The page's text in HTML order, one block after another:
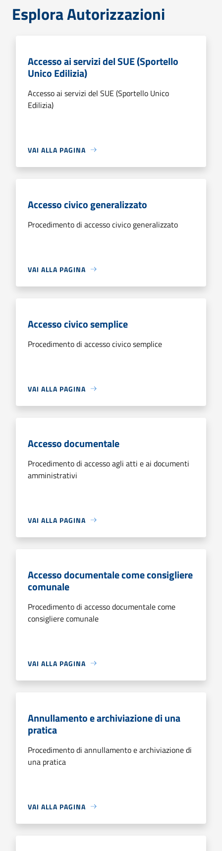
Esplora Autorizzazioni
Accesso ai servizi del SUE (Sportello
Unico Edilizia)
Accesso ai servizi del SUE (Sportello Unico
Edilizia)
VAI ALLA PAGINA
Accesso civico generalizzato
Procedimento di accesso civico generalizzato
VAI ALLA PAGINA
Accesso civico semplice
Procedimento di accesso civico semplice
VAI ALLA PAGINA
Accesso documentale
Procedimento di accesso agli atti e ai documenti
amministrativi
VAI ALLA PAGINA
Accesso documentale come consigliere
comunale
Procedimento di accesso documentale come
consigliere comunale
VAI ALLA PAGINA
Annullamento e archiviazione di una
pratica
Procedimento di annullamento e archiviazione di
una pratica
VAI ALLA PAGINA